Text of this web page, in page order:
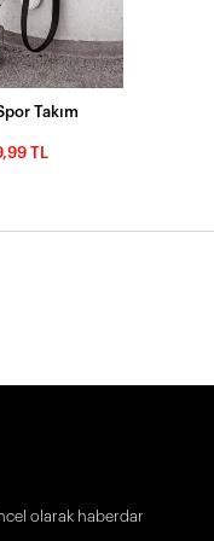
Takım
TL
olarak haberdar